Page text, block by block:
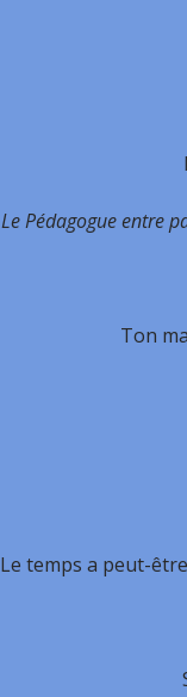
Le Pédagogue entre
Ton
Le temps a peut-